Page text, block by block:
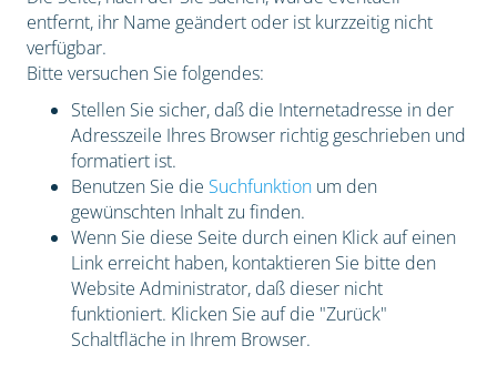
entfernt, ihr Name geändert oder ist kurzzeitig nicht
verfügbar.
Bitte versuchen Sie folgendes:
Stellen Sie sicher, daß die Internetadresse in der
Adresszeile Ihres Browser richtig geschrieben und
formatiert ist.
Benutzen Sie die Suchfunktionum den
gewünschten Inhalt zu finden.
Wenn Sie diese Seite durch einen Klick auf einen
Link erreicht haben, kontaktieren Sie bitte den
Website Administrator, daß dieser nicht
funktioniert. Klicken Sie auf die "Zurück"
Schaltfläche in Ihrem Browser.